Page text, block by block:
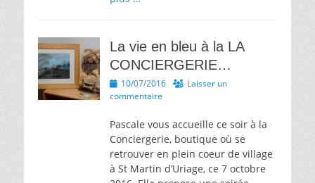
La vie en bleu à la LA
CONCIERGERIE…
Posted
on
10/07/2016
Laisser un
commentaire
Pascale vous accueille ce soir à la
Conciergerie, boutique où se
retrouver en plein coeur de village
à St Martin d’Uriage, ce 7 octobre